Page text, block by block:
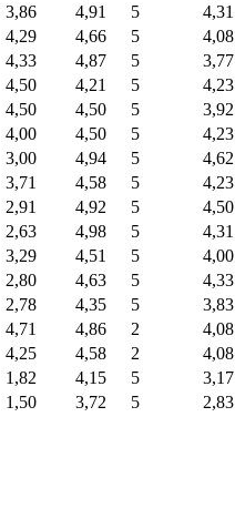
3,86 4,91 5 4,31
4,29 4,66 5 4,08
4,33 4,87 5 3,77
4,50 4,21 5 4,23
4,50 4,50 5 3,92
4,00 4,50 5 4,23
3,00 4,94 5 4,62
3,71 4,58 5 4,23
2,91 4,92 5 4,50
2,63 4,98 5 4,31
3,29 4,51 5 4,00
2,80 4,63 5 4,33
2,78 4,35 5 3,83
4,71 4,86 2 4,08
4,25 4,58 2 4,08
1,82 4,15 5 3,17
1,50 3,72 5 2,83